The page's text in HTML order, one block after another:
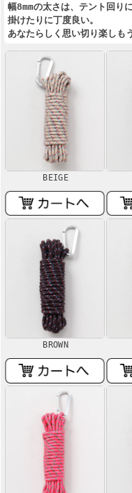
幅8mmの太さは、テント回り
掛けたりに丁度良い。
あなたらしく思い切り楽しもう
BEIGE
BROWN